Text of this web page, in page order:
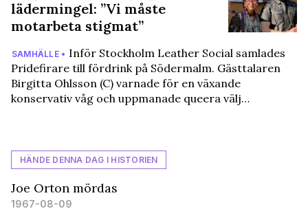
lädermingel: ”Vi måste
motarbeta stigmat”
SAMHÄLLE • Inför Stockholm Leather Social samlades
Pridefirare till fördrink på Södermalm. Gästtalaren
Birgitta Ohlsson (C) varnade för en växande
konservativ våg och uppmanade queera välj…
HÄNDE DENNA DAG I HISTORIEN
Joe Orton mördas
1967-08-09